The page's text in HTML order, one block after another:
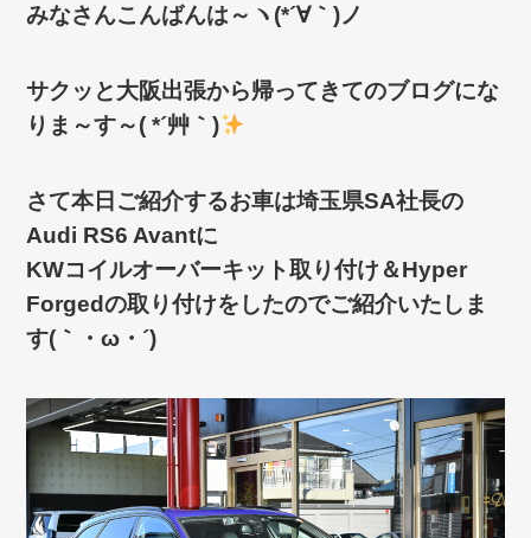
みなさんこんばんは～ヽ(*´∀｀)ノ
サクッと大阪出張から帰ってきてのブログにな
りま～す～( *´艸｀)
さて本日ご紹介するお車は埼玉県SA社長の
Audi RS6 Avantに
KWコイルオーバーキット取り付け＆Hyper
Forgedの取り付けをしたのでご紹介いたしま
す(｀・ω・´)ゞ